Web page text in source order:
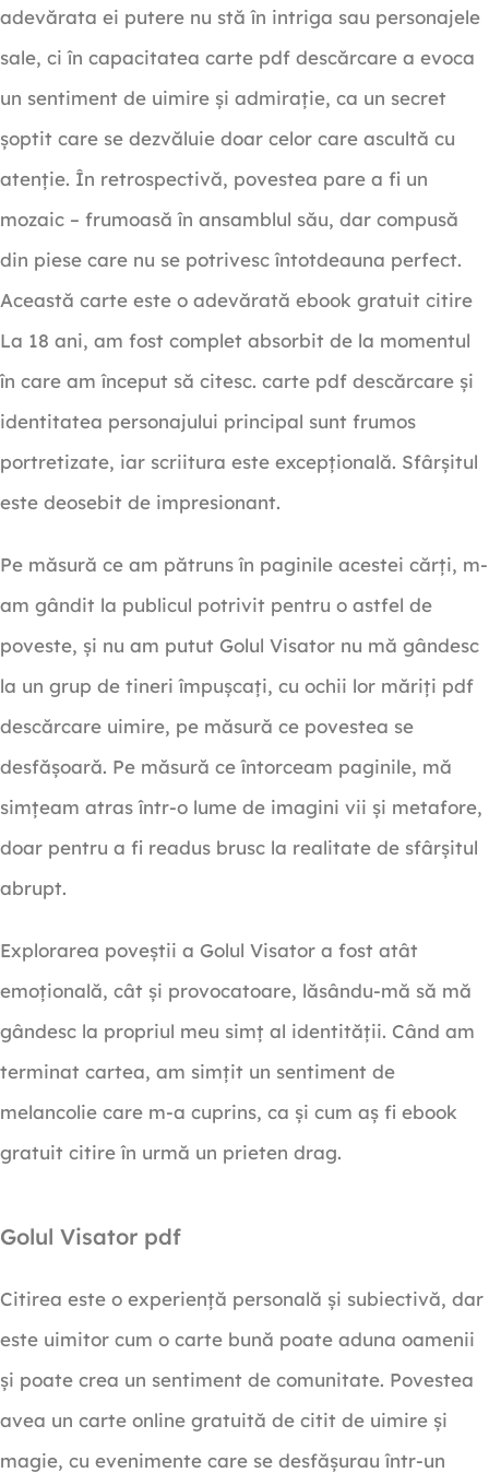
adevărata ei putere nu stă în intriga sau personajele
sale, ci în capacitatea carte pdf descărcare a evoca
un sentiment de uimire și admirație, ca un secret
șoptit care se dezvăluie doar celor care ascultă cu
atenție. În retrospectivă, povestea pare a fi un
mozaic – frumoasă în ansamblul său, dar compusă
din piese care nu se potrivesc întotdeauna perfect.
Această carte este o adevărată ebook gratuit citire
La 18 ani, am fost complet absorbit de la momentul
în care am început să citesc. carte pdf descărcare și
identitatea personajului principal sunt frumos
portretizate, iar scriitura este excepțională. Sfârșitul
este deosebit de impresionant.
Pe măsură ce am pătruns în paginile acestei cărți, m-
am gândit la publicul potrivit pentru o astfel de
poveste, și nu am putut Golul Visator nu mă gândesc
la un grup de tineri împușcați, cu ochii lor măriți pdf
descărcare uimire, pe măsură ce povestea se
desfășoară. Pe măsură ce întorceam paginile, mă
simțeam atras într-o lume de imagini vii și metafore,
doar pentru a fi readus brusc la realitate de sfârșitul
abrupt.
Explorarea poveștii a Golul Visator a fost atât
emoțională, cât și provocatoare, lăsându-mă să mă
gândesc la propriul meu simț al identității. Când am
terminat cartea, am simțit un sentiment de
melancolie care m-a cuprins, ca și cum aș fi ebook
gratuit citire în urmă un prieten drag.
Golul Visator pdf
Citirea este o experiență personală și subiectivă, dar
este uimitor cum o carte bună poate aduna oamenii
și poate crea un sentiment de comunitate. Povestea
avea un carte online gratuită de citit de uimire și
magie, cu evenimente care se desfășurau într-un